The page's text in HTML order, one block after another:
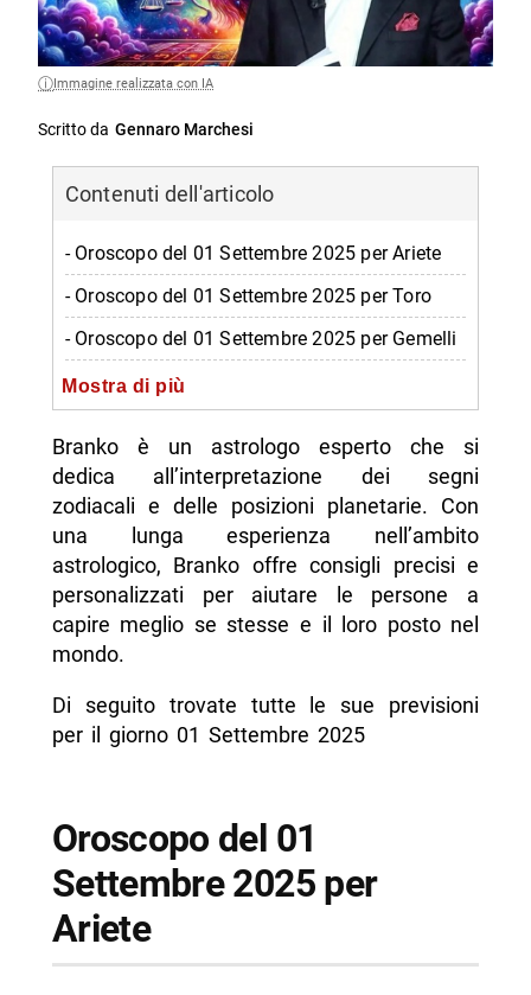
Immagine realizzata con IA
Scritto da Gennaro Marchesi
Contenuti dell'articolo
- Oroscopo del 01 Settembre 2025 per Ariete
- Oroscopo del 01 Settembre 2025 per Toro
- Oroscopo del 01 Settembre 2025 per Gemelli
- Oroscopo del 01 Settembre 2025 per Cancro
- Oroscopo del 01 Settembre 2025 per Vergine
- Oroscopo del 01 Settembre 2025 per Bilancia
- Oroscopo del 01 Settembre 2025 per
Scorpione
- Oroscopo del 01 Settembre 2025 per
Sagittario
- Oroscopo del 01 Settembre 2025 per
Capricorno
- Oroscopo del 01 Settembre 2025 per Pesci
-- Scopri di più da Napolike.it
Mostra di più
Branko è un astrologo esperto che si
dedica all’interpretazione dei segni
zodiacali e delle posizioni planetarie. Con
una lunga esperienza nell’ambito
astrologico, Branko offre consigli precisi e
personalizzati per aiutare le persone a
capire meglio se stesse e il loro posto nel
mondo.
Di seguito trovate tutte le sue previsioni
per il giorno 01 Settembre 2025
Oroscopo del 01
Settembre 2025 per
Ariete